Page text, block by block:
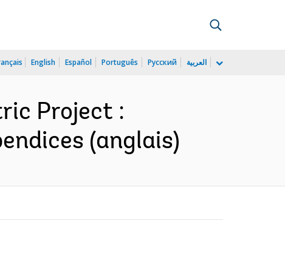
English Español Português Русский العربية
Project :
(anglais)